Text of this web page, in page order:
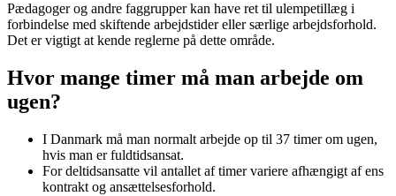
Pædagoger og andre faggrupper kan have ret til ulempetillæg i
forbindelse med skiftende arbejdstider eller særlige arbejdsforhold.
Det er vigtigt at kende reglerne på dette område.
Hvor mange timer må man arbejde om
ugen?
I Danmark må man normalt arbejde op til 37 timer om ugen,
hvis man er fuldtidsansat.
For deltidsansatte vil antallet af timer variere afhængigt af ens
kontrakt og ansættelsesforhold.